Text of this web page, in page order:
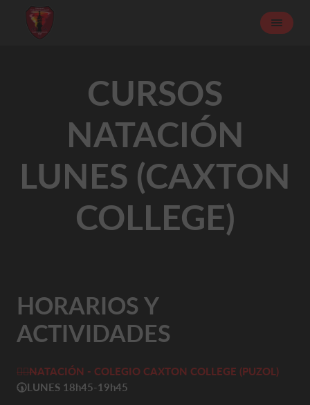
CURSOS
NATACIÓN
LUNES (CAXTON
COLLEGE)
HORARIOS Y
ACTIVIDADES
🏊‍♀️NATACIÓN - COLEGIO CAXTON COLLEGE (PUZOL)
🕠LUNES 18h45-19h45